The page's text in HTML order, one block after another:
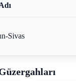
Sivas